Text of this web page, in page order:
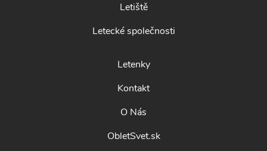
Letiště
Letecké společnosti
Letenky
Kontakt
O Nás
ObletSvet.sk